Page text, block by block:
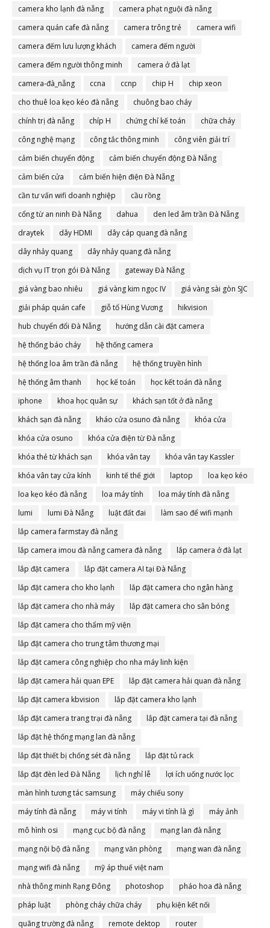
camera đà nẵng
camera kho lạnh đà nẵng
camera phạt nguội đà nẵng
camera quán cafe đà nẵng
camera trông trẻ
camera wifi
camera đếm lưu lượng khách
camera đếm người
camera đếm người thông minh
camera ở đà lạt
camera-đà_nẵng
ccna ccnp chip H
chip xeon
cho thuê loa kẹo kéo đà nẵng
chuông bao cháy
chính trị đà nẵng
chíp H chứng chỉ kế toán
chữa cháy
công nghệ mạng
công tắc thông minh
công viên giải trí
cảm biến chuyển động
cảm biến chuyển động Đà Nẵng
cảm biến cửa
cảm biến hiện điện Đà Nẵng
cần tư vấn wifi doanh nghiệp
cầu rồng
cổng từ an ninh Đà Nẵng
dahua
den led âm trần Đà Nẵng
draytek
dây HDMI
dây cáp quang đà nẵng
dây nhảy quang
dây nhảy quang đà nẵng
dịch vụ IT trọn gói Đà Nẵng
gateway Đà Nẵng
giá vàng bao nhiêu
giá vàng kim ngọc IV
giá vàng sài gòn SJC
giải pháp quán cafe
giỗ tổ Hùng Vương
hikvision
hub chuyển đổi Đà Nẵng
hướng dẫn cài đặt camera
hệ thống báo cháy
hệ thống camera
hệ thống loa âm trần đà nẵng
hệ thống truyền hình
hệ thống âm thanh
học kế toán
học kết toán đà nẵng
iphone
khoa học quân sự
khách sạn tốt ở đà nẵng
khách sạn đà nẵng
kháo cửa osuno đà nẵng
khóa cửa
khóa cửa osuno
khóa cửa điện từ Đà nẵng
khóa thẻ từ khách sạn
khóa vân tay
khóa vân tay Kassler
khóa vân tay cửa kính
kinh tế thế giới laptop
loa kẹo kéo
loa kẹo kéo đà nẵng
loa máy tính
loa máy tính đà nẵng
lumi
lumi Đà Nẵng luật đất đai
làm sao để wifi mạnh
lắp camera farmstay đà nẵng
lắp camera imou đà nẵng camera đà nẵng
lắp camera ở đà lạt
lắp đặt camera
lắp đặt camera AI tại Đà Nẵng
lắp đặt camera cho kho lạnh
lắp đặt camera cho ngân hàng
lắp đặt camera cho nhà máy
lắp đặt camera cho sân bóng
lắp đặt camera cho thẩm mỹ viện
lắp đặt camera cho trung tâm thương mại
lắp đặt camera công nghiệp cho nha máy linh kiện
lắp đặt camera hải quan EPE
lắp đặt camera hải quan đà nẵng
lắp đặt camera kbvision
lắp đặt camera kho lạnh
lắp đặt camera trang trại đà nẵng
lắp đặt camera tại đà nẵng
lắp đặt hệ thống mạng lan đà nẵng
lắp đặt thiết bị chống sét đà nẵng
lắp đặt tủ rack
lắp đặt đèn led Đà Nẵng
lịch nghỉ lễ
lợi ích uống nước lọc
màn hình tương tác samsung
máy chiếu sony
máy tính đà nẵng
máy vi tính máy vi tính là gì
máy ảnh
mô hình osi
mạng cục bộ đà nẵng
mạng lan đà nẵng
mạng nội bộ đà nẵng
mạng văn phòng
mạng wan đà nẵng
mạng wifi đà nẵng
mỹ áp thuế việt nam
nhà thông minh Rạng Đông
photoshop
pháo hoa đà nẵng
pháp luật
phòng cháy chữa cháy
phụ kiện kết nối
quãng trường đà nẵng
remote dektop
router